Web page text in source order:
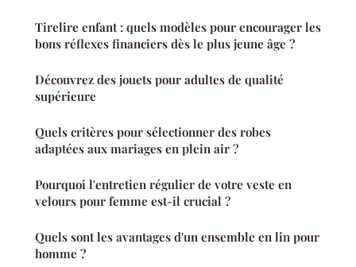
Tirelire enfant : quels modèles pour encourager les
bons réflexes financiers dès le plus jeune âge ?
Découvrez des jouets pour adultes de qualité
supérieure
Quels critères pour sélectionner des robes
adaptées aux mariages en plein air ?
Pourquoi l'entretien régulier de votre veste en
velours pour femme est-il crucial ?
Quels sont les avantages d'un ensemble en lin pour
homme ?